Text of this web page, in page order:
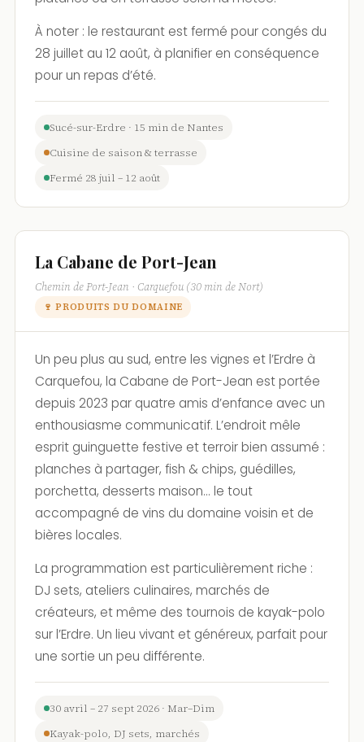
À noter : le restaurant est fermé pour congés du
28 juillet au 12 août, à planifier en conséquence
pour un repas d’été.
Sucé-sur-Erdre · 15 min de Nantes
Cuisine de saison & terrasse
Fermé 28 juil – 12 août
La Cabane de Port-Jean
Chemin de Port-Jean · Carquefou (30 min de Nort)
🍷 PRODUITS DU DOMAINE
Un peu plus au sud, entre les vignes et l’Erdre à
Carquefou, la Cabane de Port-Jean est portée
depuis 2023 par quatre amis d’enfance avec un
enthousiasme communicatif. L’endroit mêle
esprit guinguette festive et terroir bien assumé :
planches à partager, fish & chips, guédilles,
porchetta, desserts maison… le tout
accompagné de vins du domaine voisin et de
bières locales.
La programmation est particulièrement riche :
DJ sets, ateliers culinaires, marchés de
créateurs, et même des tournois de kayak-polo
sur l’Erdre. Un lieu vivant et généreux, parfait pour
une sortie un peu différente.
30 avril – 27 sept 2026 · Mar–Dim
Kayak-polo, DJ sets, marchés